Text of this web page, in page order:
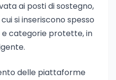
ai posti di sostegno,
si inseriscono spesso
categorie protette, in
delle piattaforme